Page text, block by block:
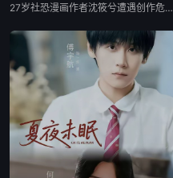
27岁社恐漫画作者沈筱兮遭遇创作危机与健康难题，身心陷入低谷，独自前往昆明开启告别之旅。途中她遇见热忱善良的彝族巴士司机木萨，春城美景、浓郁民族风情与木萨长久的陪伴，慢慢抚平她内心阴霾，唤醒创作灵感。她以二人相遇为蓝本创作漫画《爱情正路过》，在现实与笔下故事交织间完成自我救赎。剧集融合彝绣、扎染等云南非遗，聚焦心理困境、职业焦虑等现实话题，跳出俗套甜宠叙事，传递自愈重生的力量，入选“跟着微短剧去旅行”推荐剧目。